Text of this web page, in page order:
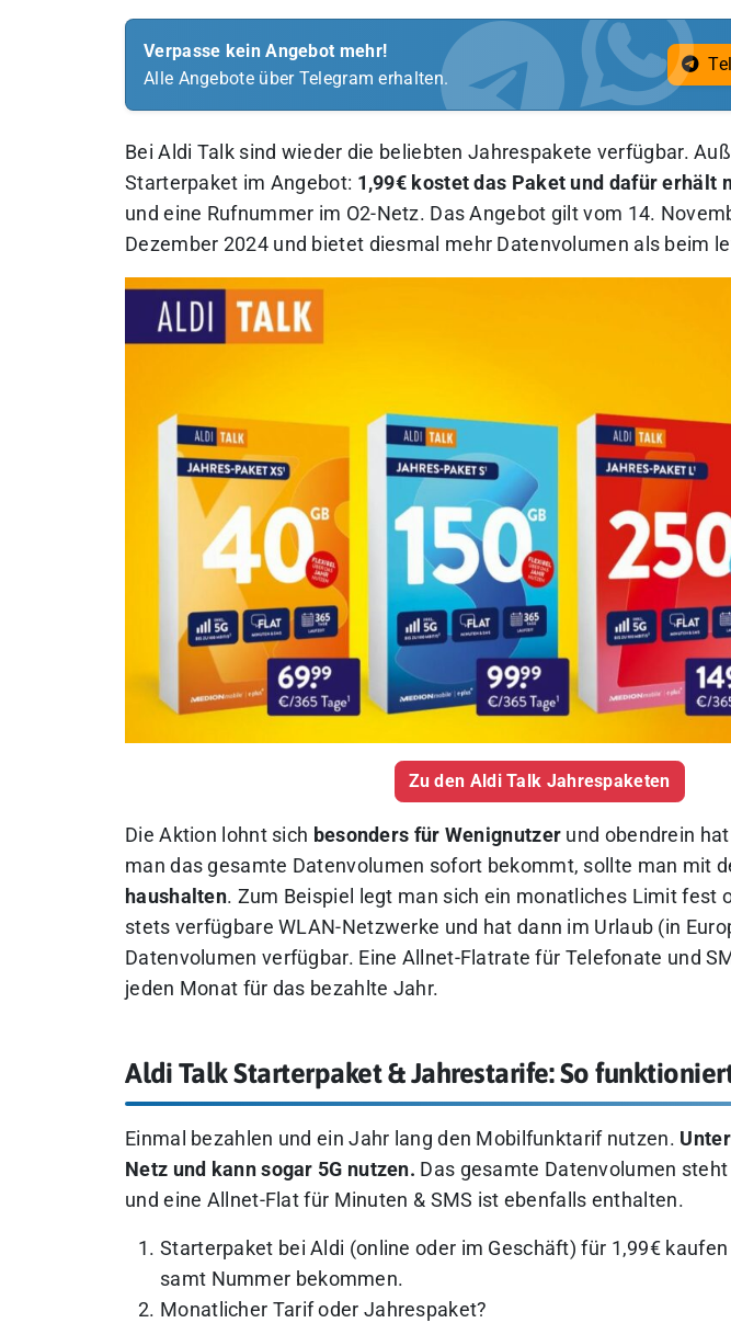
Verpasse kein Angebot mehr!
Alle Angebote über Telegram erhalten.
Bei Aldi Talk sind wieder die beliebten Jahrespakete verfügbar.
Starterpaket im Angebot: 1,99€ kostet das Paket und dafür erhält
und eine Rufnummer im O2-Netz. Das Angebot gilt vom 14.
Dezember 2024 und bietet diesmal mehr Datenvolumen als beim
Zu den Aldi Talk Jahrespaketen
Die Aktion lohnt sich besonders für Wenignutzer und obendrein
man das gesamte Datenvolumen sofort bekommt, sollte man mit
haushalten. Zum Beispiel legt man sich ein monatliches Limit fest
stets verfügbare WLAN-Netzwerke und hat dann im Urlaub (in
Datenvolumen verfügbar. Eine Allnet-Flatrate für Telefonate und
jeden Monat für das bezahlte Jahr.
Aldi Talk Starterpaket & Jahrestarife: So
Einmal bezahlen und ein Jahr lang den Mobilfunktarif nutzen.
Netz und kann sogar 5G nutzen. Das gesamte Datenvolumen
und eine Allnet-Flat für Minuten & SMS ist ebenfalls enthalten.
Starterpaket bei Aldi (online oder im Geschäft) für 1,99€
samt Nummer bekommen.
Monatlicher Tarif oder Jahrespaket?